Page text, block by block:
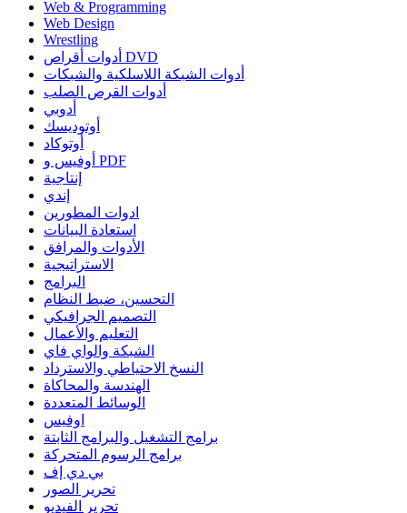
Web & Programming
Web Design
Wrestling
أدوات أقراص DVD
أدوات الشبكة اللاسلكية والشبكات
أدوات القرص الصلب
أدوبي
أوتوديسك
أوتوكاد
أوفيس و PDF
إنتاجية
إندي
ادوات المطورين
استعادة البيانات
الأدوات والمرافق
الاستراتيجية
البرامج
التحسين، ضبط النظام
التصميم الجرافيكي
التعليم والأعمال
الشبكة والواي فاي
النسخ الاحتياطي والاسترداد
الهندسة والمحاكاة
الوسائط المتعددة
اوفيس
برامج التشغيل والبرامج الثابتة
برامج الرسوم المتحركة
بي دي إف
تحرير الصور
تحرير الفيديو